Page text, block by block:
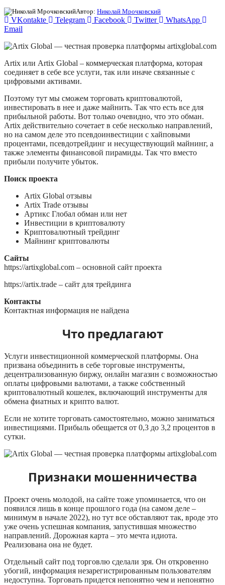
Автор: Николай Мрочковский
VKontakte Telegram Facebook Twitter
WhatsApp
Email
Artix или Artix Global – коммерческая платформа, которая
соединяет в себе все услуги, так или иначе связанные с
цифровыми активами.
Поэтому тут мы сможем торговать криптовалютой,
инвестировать в нее и даже майнить. Так что есть все для
прибыльной работы. Вот только очевидно, что это обман.
Artix действительно сочетает в себе несколько направлений,
но на самом деле это псевдоинвестиции с хайповыми
процентами, псевдотрейдинг и несуществующий майнинг, а
также элементы финансовой пирамиды. Так что вместо
прибыли получите убыток.
Поиск проекта
Artix Global отзывы
Artix Trade отзывы
Артикс Глобал обман или нет
Инвестиции в криптовалюту
Криптовалютный трейдинг
Майнинг криптовалюты
Сайты
https://artixglobal.com – основной сайт проекта
https://artix.trade – сайт для трейдинга
Контакты
Контактная информация не найдена
Что предлагают
Услуги инвестиционной коммерческой платформы. Она
призвана объединить в себе торговые инструменты,
децентрализованную биржу, онлайн магазин с возможностью
оплаты цифровыми валютами, а также собственный
криптовалютный кошелек, включающий инструменты для
обмена фиатных и крипто валют.
Если не хотите торговать самостоятельно, можно заниматься
инвестициями. Прибыль обещается от 0,3 до 3,2 процентов в
сутки.
Признаки мошенничества
Проект очень молодой, на сайте тоже упоминается, что он
появился лишь в конце прошлого года (на самом деле –
минимум в начале 2022), но тут все обставляют так, вроде это
уже очень успешная компания, запустившая множество
направлений. Дорожная карта – это мечта идиота.
Реализована она не будет.
Отдельный сайт под торговлю сделали зря. Он откровенно
убогий, информация незарегистрированным пользователям
недоступна. Торговать придется непонятно чем и непонятно